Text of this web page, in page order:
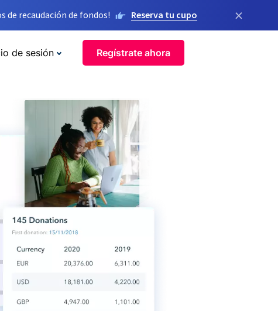
de recaudación de fondos! Reserva tu cupo ×
de sesión Regístrate ahora